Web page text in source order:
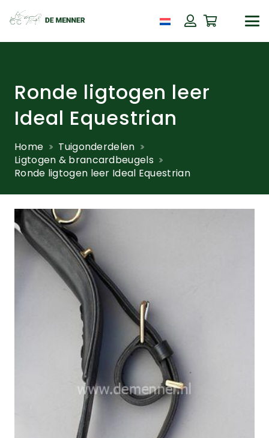
Ronde ligtogen leer
Ideal Equestrian
Home
Tuigonderdelen
Ligtogen & brancardbeugels
Ronde ligtogen leer Ideal Equestrian